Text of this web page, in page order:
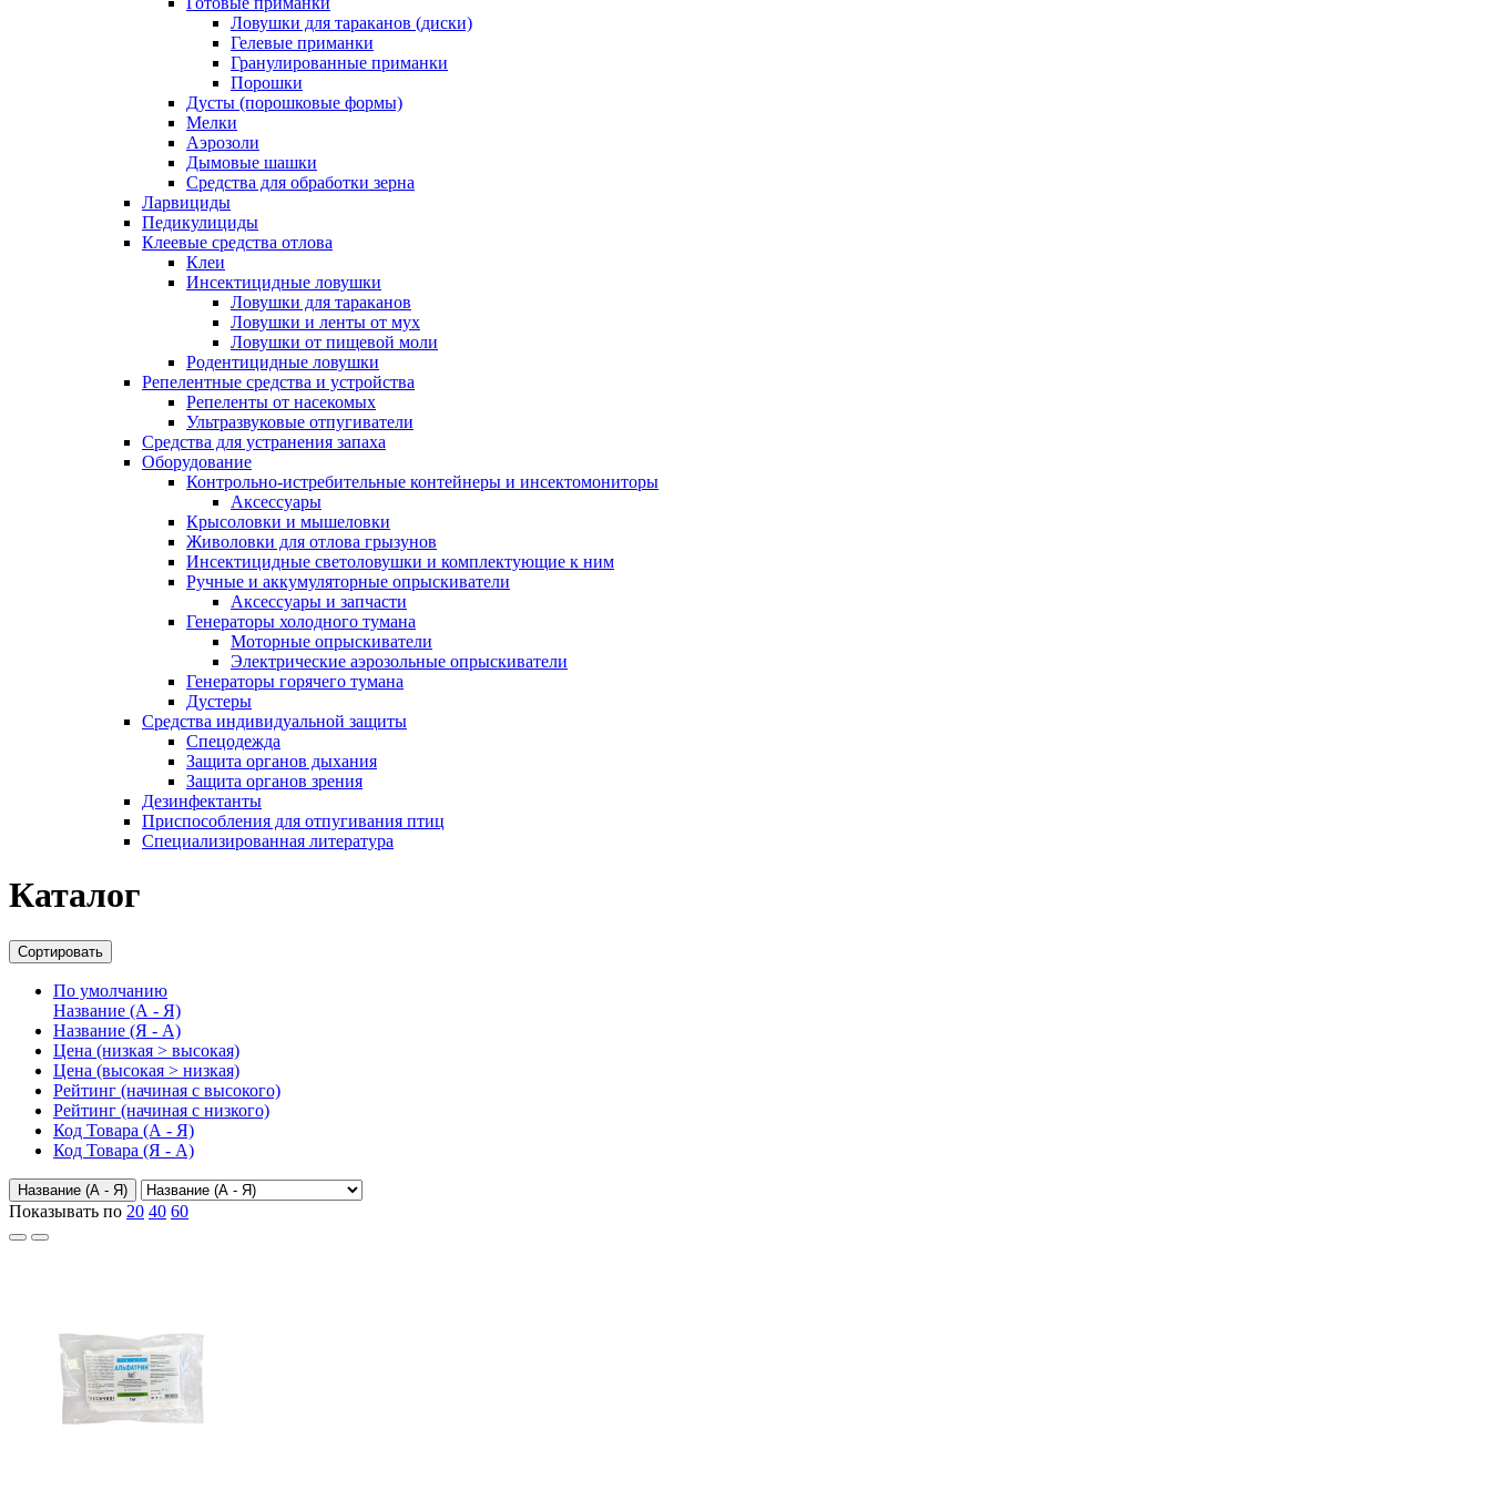
Ловушки для тараканов (диски)
Гелевые приманки
Гранулированные приманки
Порошки
Дусты (порошковые формы)
Мелки
Аэрозоли
Дымовые шашки
Средства для обработки зерна
Ларвициды
Педикулициды
Клеевые средства отлова
Клеи
Инсектицидные ловушки
Ловушки для тараканов
Ловушки и ленты от мух
Ловушки от пищевой моли
Родентицидные ловушки
Репелентные средства и устройства
Репеленты от насекомых
Ультразвуковые отпугиватели
Средства для устранения запаха
Оборудование
Контрольно-истребительные контейнеры и инсектомониторы
Аксессуары
Крысоловки и мышеловки
Живоловки для отлова грызунов
Инсектицидные светоловушки и комплектующие к ним
Ручные и аккумуляторные опрыскиватели
Аксессуары и запчасти
Генераторы холодного тумана
Моторные опрыскиватели
Электрические аэрозольные опрыскиватели
Генераторы горячего тумана
Дустеры
Средства индивидуальной защиты
Спецодежда
Защита органов дыхания
Защита органов зрения
Дезинфектанты
Приспособления для отпугивания птиц
Специализированная литература
Каталог
Сортировать
По умолчанию
Название (А - Я)
Название (Я - А)
Цена (низкая > высокая)
Цена (высокая > низкая)
Рейтинг (начиная с высокого)
Рейтинг (начиная с низкого)
Код Товара (А - Я)
Код Товара (Я - А)
Название (А - Я)
Показывать по 20 40 60